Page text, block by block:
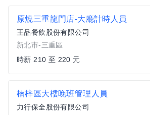
原燒三重龍門店-大廳計時人員
王品餐飲股份有限公司
新北市-三重區
時薪 210 至 220 元
楠梓區大樓晚班管理人員
力行保全股份有限公司